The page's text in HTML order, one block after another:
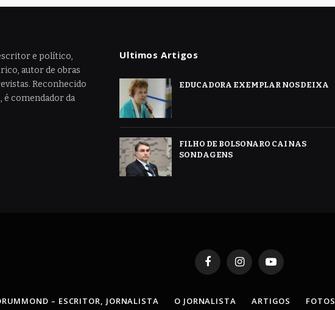
e político,
autor de obras
Reconhecido
é comendador da
Ultimos Artigos
EDUCADORA EXEMPLAR NOS DEIXA
FILHO DE BOLSONARO CAI NAS
SONDAGENS
FacebookInstagramYouTube
– ESCRITOR, JORNALISTA O JORNALISTA ARTIGOS FOTOS